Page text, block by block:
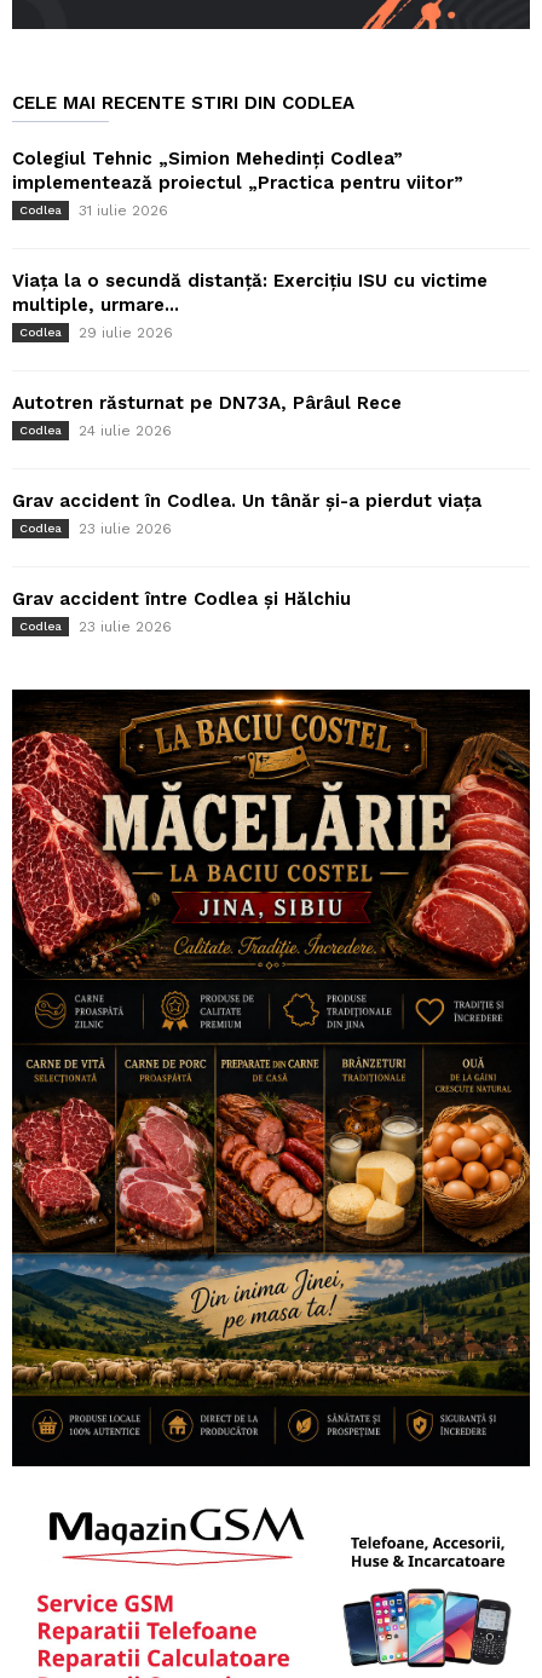
CELE MAI RECENTE STIRI DIN CODLEA
Colegiul Tehnic „Simion Mehedinți Codlea”
implementează proiectul „Practica pentru viitor”
Codlea 31 iulie 2026
Viața la o secundă distanță: Exercițiu ISU cu victime
multiple, urmare...
Codlea 29 iulie 2026
Autotren răsturnat pe DN73A, Pârâul Rece
Codlea 24 iulie 2026
Grav accident în Codlea. Un tânăr și-a pierdut viața
Codlea 23 iulie 2026
Grav accident între Codlea și Hălchiu
Codlea 23 iulie 2026